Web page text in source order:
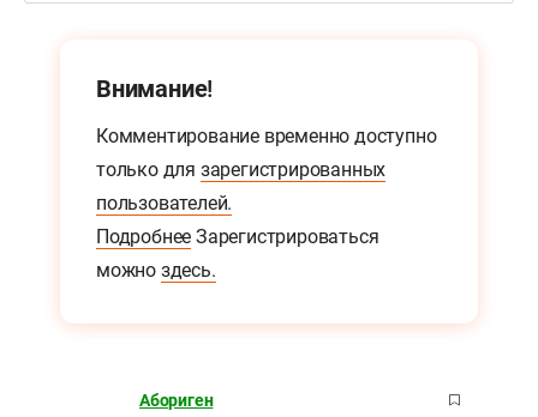
Внимание!
Комментирование временно доступно
только для зарегистрированных
пользователей.
Подробнее Зарегистрироваться
можно здесь.
Абориген